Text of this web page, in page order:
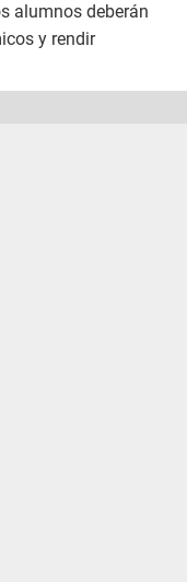
alumnos deberán
y rendir